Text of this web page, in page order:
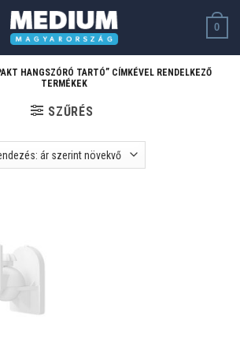
0
HANGSZÓRÓ TARTÓ” CÍMKÉVEL RENDELKEZŐ
TERMÉKEK
SZŰRÉS